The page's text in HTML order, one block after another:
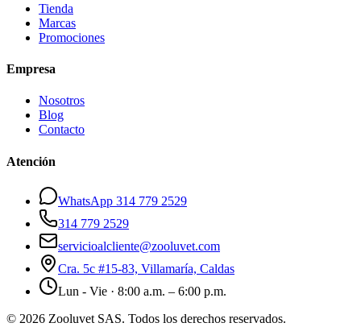
Tienda
Marcas
Promociones
Empresa
Nosotros
Blog
Contacto
Atención
WhatsApp 314 779 2529
314 779 2529
servicioalcliente@zooluvet.com
Cra. 5c #15-83, Villamaría, Caldas
Lun - Vie · 8:00 a.m. – 6:00 p.m.
© 2026 Zooluvet SAS. Todos los derechos reservados.